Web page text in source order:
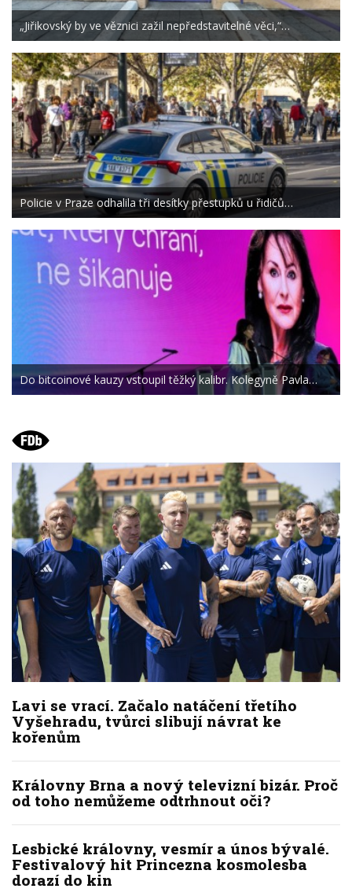
„Jiřikovský by ve věznici zažil nepředstavitelné věci,“…
Policie v Praze odhalila tři desítky přestupků u řidičů…
Do bitcoinové kauzy vstoupil těžký kalibr. Kolegyně Pavla…
Lavi se vrací. Začalo natáčení třetího
Vyšehradu, tvůrci slibují návrat ke
kořenům
Královny Brna a nový televizní bizár. Proč
od toho nemůžeme odtrhnout oči?
Lesbické královny, vesmír a únos bývalé.
Festivalový hit Princezna kosmolesba
dorazí do kin